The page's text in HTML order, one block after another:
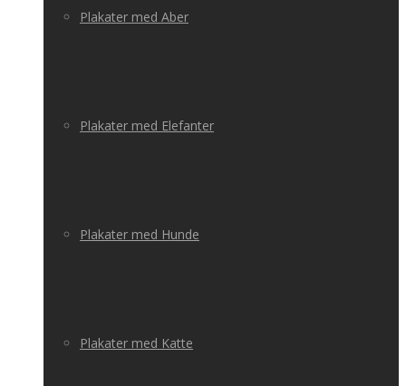
Plakater med Aber
Plakater med Elefanter
Plakater med Hunde
Plakater med Katte